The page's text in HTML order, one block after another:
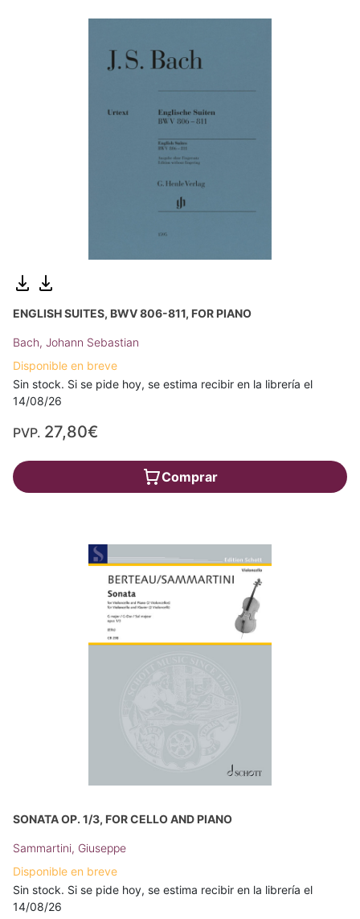
ENGLISH SUITES, BWV 806-811, FOR PIANO
Bach, Johann Sebastian
Disponible en breve
Sin stock. Si se pide hoy, se estima recibir en la librería el
14/08/26
PVP. 27,80€
Comprar
SONATA OP. 1/3, FOR CELLO AND PIANO
Sammartini, Giuseppe
Disponible en breve
Sin stock. Si se pide hoy, se estima recibir en la librería el
14/08/26